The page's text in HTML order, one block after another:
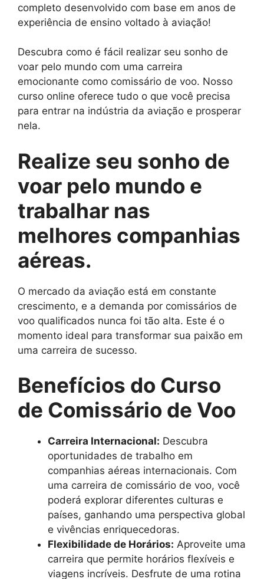
completo desenvolvido com base em anos de
experiência de ensino voltado à aviação!
Descubra como é fácil realizar seu sonho de
voar pelo mundo com uma carreira
emocionante como comissário de voo. Nosso
curso online oferece tudo o que você precisa
para entrar na indústria da aviação e prosperar
nela.
Realize seu sonho de
voar pelo mundo e
trabalhar nas
melhores companhias
aéreas.
O mercado da aviação está em constante
crescimento, e a demanda por comissários de
voo qualificados nunca foi tão alta. Este é o
momento ideal para transformar sua paixão em
uma carreira de sucesso.
Benefícios do Curso
de Comissário de Voo
Carreira Internacional: Descubra
oportunidades de trabalho em
companhias aéreas internacionais. Com
uma carreira de comissário de voo, você
poderá explorar diferentes culturas e
países, ganhando uma perspectiva global
e vivências enriquecedoras.
Flexibilidade de Horários: Aproveite uma
carreira que permite horários flexíveis e
viagens incríveis. Desfrute de uma rotina